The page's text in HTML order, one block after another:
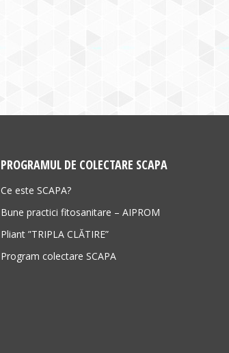
PROGRAMUL DE COLECTARE SCAPA
Ce este SCAPA?
Bune practici fitosanitare – AIPROM
Pliant ”TRIPLA CLĂTIRE”
Program colectare SCAPA